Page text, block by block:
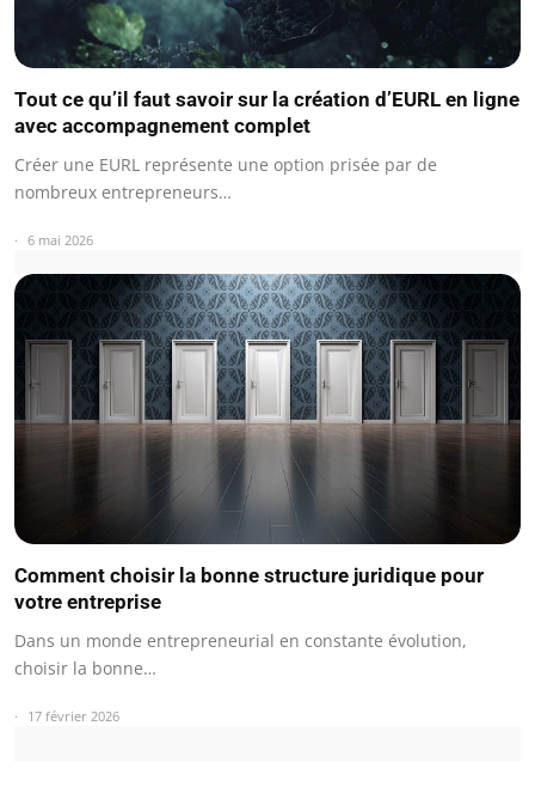
Tout ce qu’il faut savoir sur la création d’EURL en ligne
avec accompagnement complet
Créer une EURL représente une option prisée par de
nombreux entrepreneurs…
6 mai 2026
Comment choisir la bonne structure juridique pour
votre entreprise
Dans un monde entrepreneurial en constante évolution,
choisir la bonne…
17 février 2026